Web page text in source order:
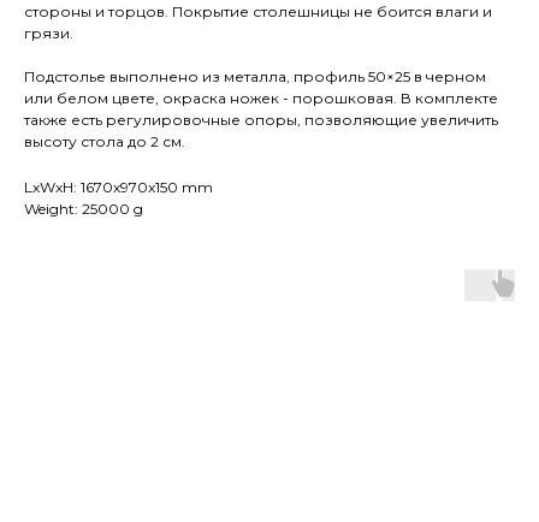
стороны и торцов. Покрытие столешницы не боится влаги и
грязи.
Подстолье выполнено из металла, профиль 50×25 в черном
или белом цвете, окраска ножек - порошковая. В комплекте
также есть регулировочные опоры, позволяющие увеличить
высоту стола до 2 см.
LxWxH: 1670x970x150 mm
Weight: 25000 g